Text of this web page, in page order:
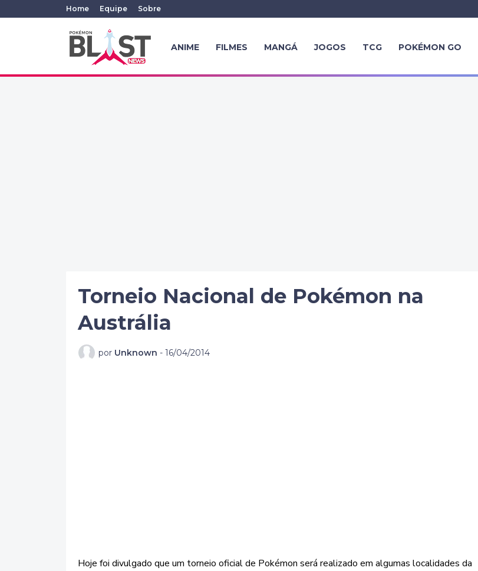
Home Equipe Sobre
ANIME FILMES MANGÁ JOGOS TCG POKÉMON GO
Torneio Nacional de Pokémon na
Austrália
por Unknown - 16/04/2014
Hoje foi divulgado que um torneio oficial de Pokémon será realizado em algumas localidades da